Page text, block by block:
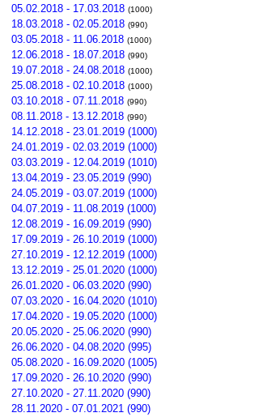
05.02.2018 - 17.03.2018 (1000)
18.03.2018 - 02.05.2018 (990)
03.05.2018 - 11.06.2018 (1000)
12.06.2018 - 18.07.2018 (990)
19.07.2018 - 24.08.2018 (1000)
25.08.2018 - 02.10.2018 (1000)
03.10.2018 - 07.11.2018 (990)
08.11.2018 - 13.12.2018 (990)
14.12.2018 - 23.01.2019 (1000)
24.01.2019 - 02.03.2019 (1000)
03.03.2019 - 12.04.2019 (1010)
13.04.2019 - 23.05.2019 (990)
24.05.2019 - 03.07.2019 (1000)
04.07.2019 - 11.08.2019 (1000)
12.08.2019 - 16.09.2019 (990)
17.09.2019 - 26.10.2019 (1000)
27.10.2019 - 12.12.2019 (1000)
13.12.2019 - 25.01.2020 (1000)
26.01.2020 - 06.03.2020 (990)
07.03.2020 - 16.04.2020 (1010)
17.04.2020 - 19.05.2020 (1000)
20.05.2020 - 25.06.2020 (990)
26.06.2020 - 04.08.2020 (995)
05.08.2020 - 16.09.2020 (1005)
17.09.2020 - 26.10.2020 (990)
27.10.2020 - 27.11.2020 (990)
28.11.2020 - 07.01.2021 (990)